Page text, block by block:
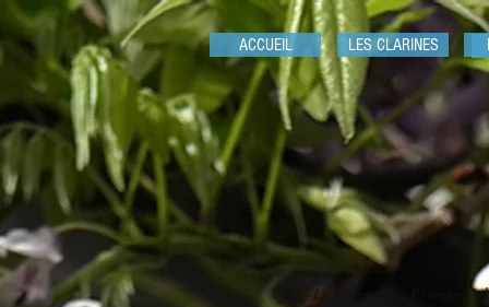
ACCUEIL LES CLARINES
Le Béarn et les Pyrénées